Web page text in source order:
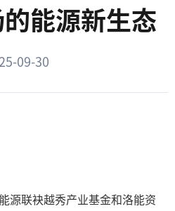
能源新生态
09-30
源联袂越秀产业基金和洛能资